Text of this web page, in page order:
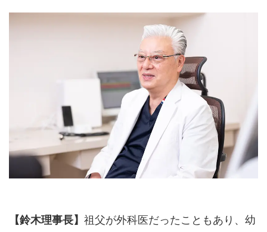
【鈴木理事長】 祖父が外科医だったこともあり、幼